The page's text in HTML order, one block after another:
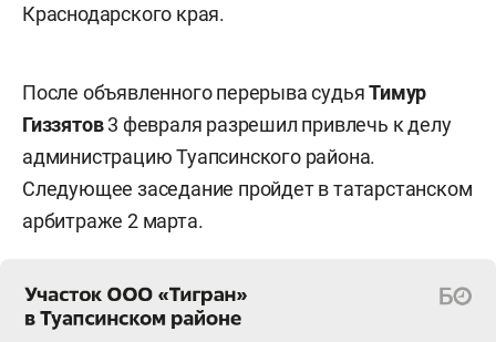
Краснодарского края.
После объявленного перерыва судьяТимур
Гиззятов3 февраля разрешил привлечь к делу
администрацию Туапсинского района.
Следующее заседание пройдет в татарстанском
арбитраже 2 марта.